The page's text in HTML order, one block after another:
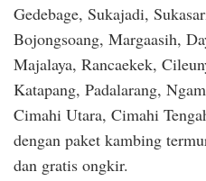
Gedebage, Sukajadi,
Bojongsoang, Margaasih,
Majalaya, Rancaekek,
Katapang, Padalarang,
Cimahi Utara, Cimahi
dengan paket kambing
dan gratis ongkir.